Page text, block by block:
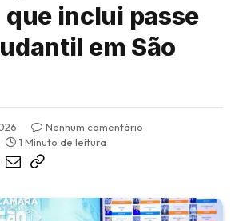
que inclui passe
em São
Nenhum comentário
1 Minuto de leitura